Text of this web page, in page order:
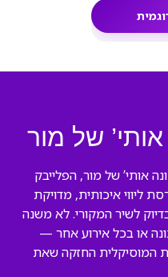
של מור
אותי’ של מור, הפלייבק
ליווי איכותית, מדויקת
לשיר המקורי. לא משנה
או בכל אירוע אחר —
המוסיקלית החזקה שאת